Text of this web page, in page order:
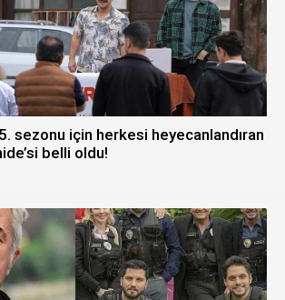
5. sezonu için herkesi heyecanlandıran
belli oldu!